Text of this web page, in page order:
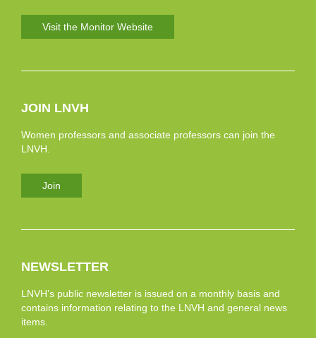
Visit the Monitor Website
JOIN LNVH
Women professors and associate professors can join the
LNVH.
Join
NEWSLETTER
LNVH’s public newsletter is issued on a monthly basis and
contains information relating to the LNVH and general news
items.